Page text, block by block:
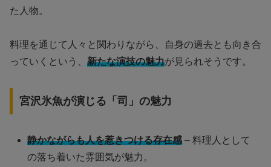
た人物。
料理を通じて人々と関わりながら、自身の過去とも向き合
っていくという、 新たな演技の魅力が見られそうです。
宮沢氷魚が演じる「司」の魅力
静かながらも人を惹きつける存在感 – 料理人として
の落ち着いた雰囲気が魅力。